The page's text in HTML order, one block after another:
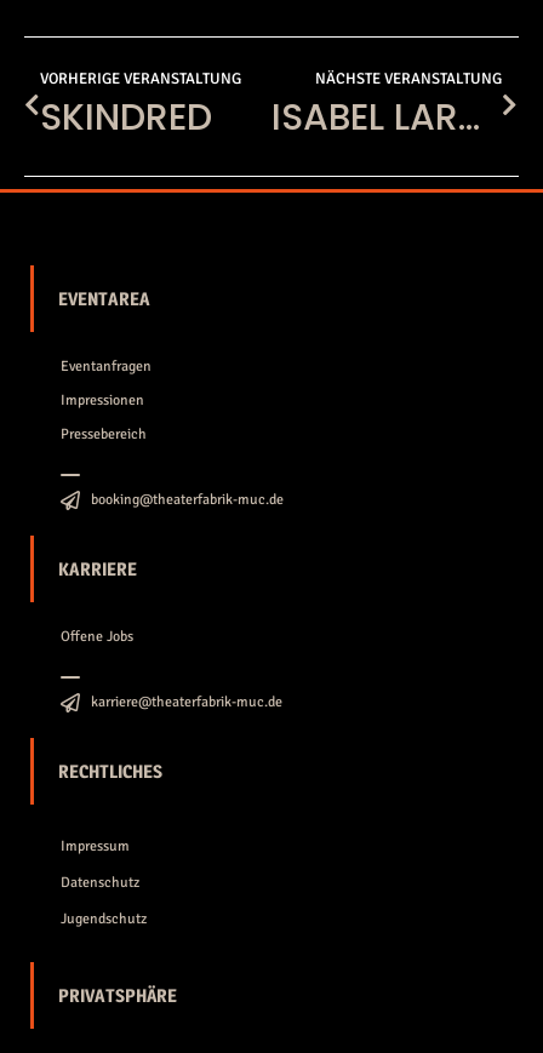
VORHERIGE VERANSTALTUNG
SKINDRED
NÄCHSTE VERANSTALTUNG
ISABEL LAROSA
EVENTAREA
Eventanfragen
Impressionen
Pressebereich
booking@theaterfabrik-muc.de
KARRIERE
Offene Jobs
karriere@theaterfabrik-muc.de
RECHTLICHES
Impressum
Datenschutz
Jugendschutz
PRIVATSPHÄRE